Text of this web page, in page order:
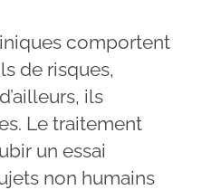
comportent
de risques,
ils
Le traitement
un essai
non humains